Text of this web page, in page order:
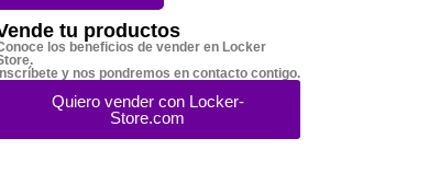
tu productos
los beneficios de vender en Locker
y nos pondremos en contacto contigo.
Quiero vender con Locker-
Store.com